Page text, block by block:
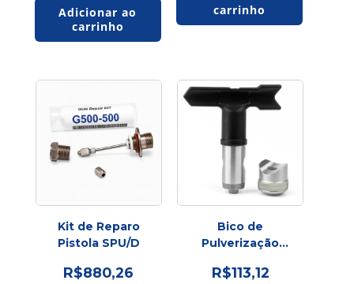
Kit de Reparo
Pistola SPU/D
R$880,26
Bico de
Pulverização
R$113,12